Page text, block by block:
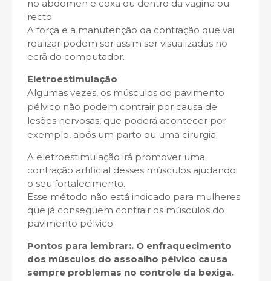
no abdomen e coxa ou dentro da vagina ou
recto.
A força e a manutenção da contração que vai
realizar podem ser assim ser visualizadas no
ecrã do computador.
Eletroestimulação
Algumas vezes, os músculos do pavimento
pélvico não podem contrair por causa de
lesões nervosas, que poderá acontecer por
exemplo, após um parto ou uma cirurgia.
A eletroestimulação irá promover uma
contração artificial desses músculos ajudando
o seu fortalecimento.
Esse método não está indicado para mulheres
que já conseguem contrair os músculos do
pavimento pélvico.
Pontos para lembrar:. O enfraquecimento
dos músculos do assoalho pélvico causa
sempre problemas no controle da bexiga.